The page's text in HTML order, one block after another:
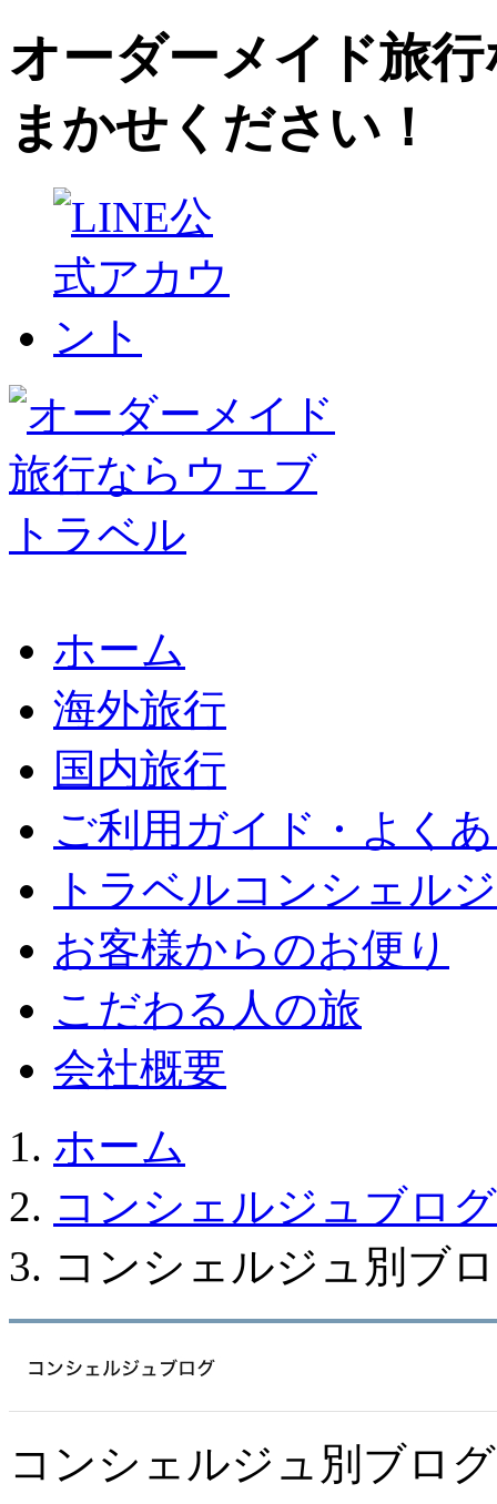
オーダーメイド旅
まかせください！
ホーム
海外旅行
国内旅行
ご利用ガイド・よく
トラベルコンシェル
お客様からのお便り
こだわる人の旅
会社概要
ホーム
コンシェルジュブログ
コンシェルジュ別ブ
コンシェルジュ別ブロ